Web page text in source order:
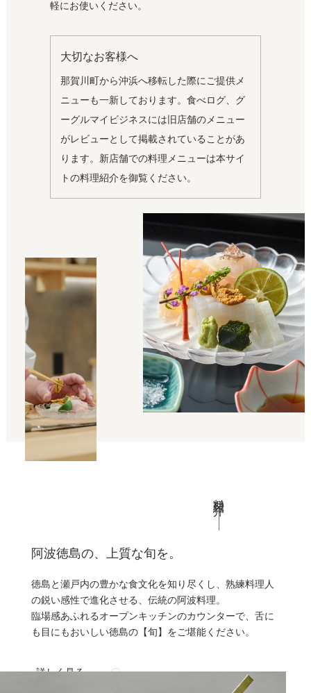
軽にお使いください。
大切なお客様へ
那賀川町から沖浜へ移転した際にご提供メ
ニューも一新しております。食べログ、グ
ーグルマイビジネスには旧店舗のメニュー
がレビューとして掲載されていることがあ
ります。新店舗での料理メニューは本サイ
トの料理紹介を御覧ください。
阿波徳島の、上質な旬を。
徳島と瀬戸内の豊かな食文化を知り尽くし、 熟練料理人
の鋭い感性で進化させる、伝統の阿波料理。
臨場感あふれるオープンキッチンのカウンターで、 舌に
も目にもおいしい徳島の【旬】をご堪能ください。
詳しく見る